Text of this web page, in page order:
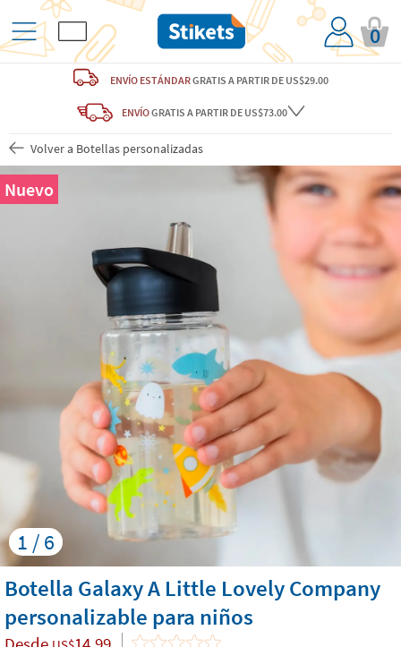
0
ENVÍO ESTÁNDARGRATIS A PARTIR DE US$29.00
ENVÍOGRATIS A PARTIR DE US$73.00
Volver a Botellas personalizadas
1 / 6
Nuevo
Botella Galaxy A Little Lovely Company
personalizable para niños